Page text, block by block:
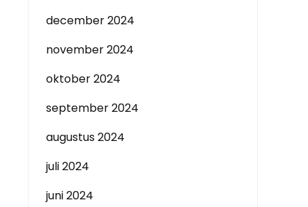
december 2024
november 2024
oktober 2024
september 2024
augustus 2024
juli 2024
juni 2024